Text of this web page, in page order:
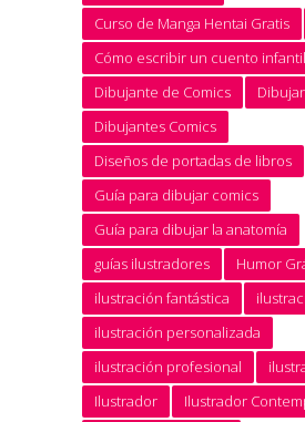
Curso de Manga Hentai Gratis
Cómo escribir un cuento infantil
Dibujante de Comics
Dibujantes Comics
Diseños de portadas de libros
Guía para dibujar comics
Guía para dibujar la anatomía
guías ilustradores
Humor
ilustración fantástica
ilustración personalizada
ilustración profesional
Ilustrador
Ilustrador